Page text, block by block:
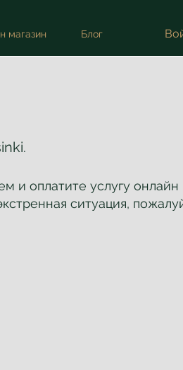
магазин Блог
и оплатите услугу
ситуация,